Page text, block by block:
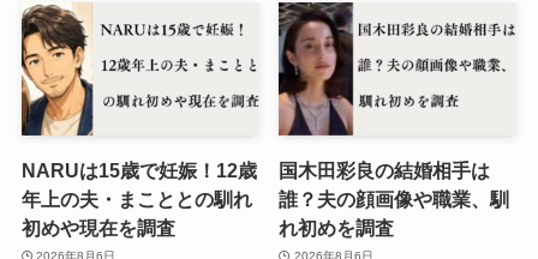
NARUは15歳で妊娠！12歳
年上の夫・まこととの馴れ
初めや現在を調査
2026年8月6日
国木田彩良の結婚相手は
誰？夫の顔画像や職業、馴
れ初めを調査
2026年8月6日